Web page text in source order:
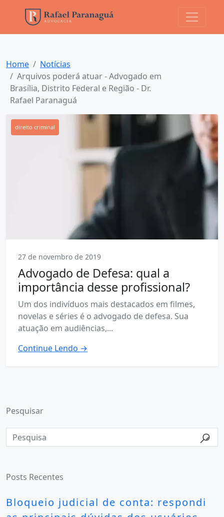
Home
Notícias
Arquivos poderá atuar - Advogado em
Brasília, Distrito Federal e Região - Dr.
Rafael Paranaguá
direito criminal
27 de novembro de 2019
Advogado de Defesa: qual a
importância desse profissional?
Um dos indivíduos mais destacados em filmes,
novelas e séries é o advogado de defesa. Sua
atuação em audiências,...
Continue Lendo →
Pesquisar
Posts Recentes
Bloqueio judicial de conta: respondi